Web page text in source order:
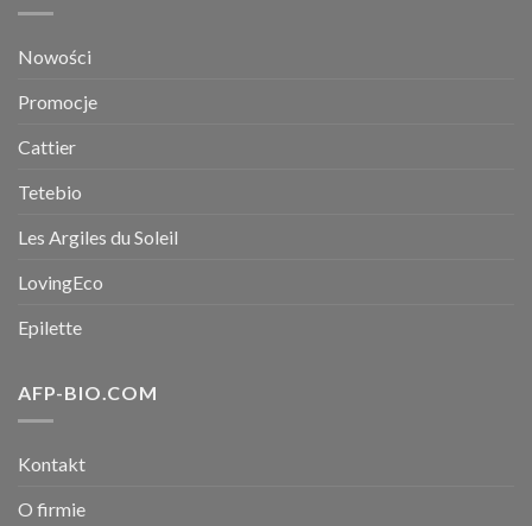
Nowości
Promocje
Cattier
Tetebio
Les Argiles du Soleil
LovingEco
Epilette
AFP-BIO.COM
Kontakt
O firmie